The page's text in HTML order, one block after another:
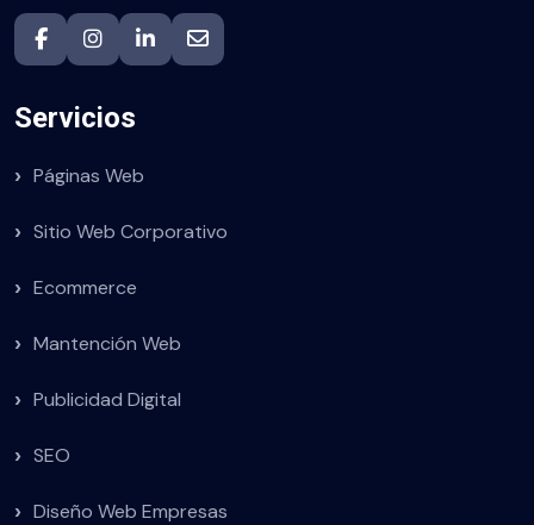
Servicios
Páginas Web
Sitio Web Corporativo
Ecommerce
Mantención Web
Publicidad Digital
SEO
Diseño Web Empresas